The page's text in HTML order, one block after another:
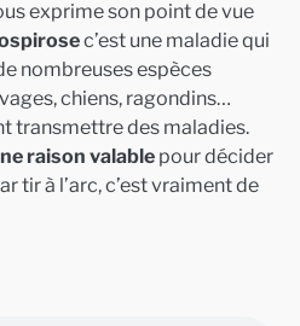
exprime son point de vue
c’est une maladie qui
nombreuses espèces
chiens, ragondins…
transmettre des maladies.
raison valable pour décider
tir à l’arc, c’est vraiment de